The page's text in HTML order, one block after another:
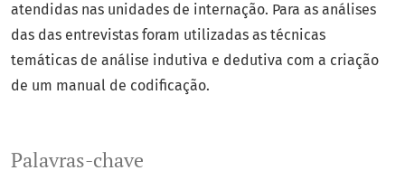
Palavras-chave
atendidas nas unidades de internação. Para as análises
das das entrevistas foram utilizadas as técnicas
temáticas de análise indutiva e dedutiva com a criação
de um manual de codificação.